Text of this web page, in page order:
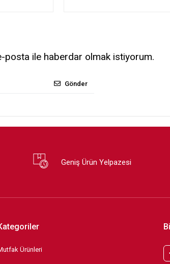
posta ile haberdar olmak istiyorum.
Gönder
Geniş Ürün Yelpazesi
Ürünleri